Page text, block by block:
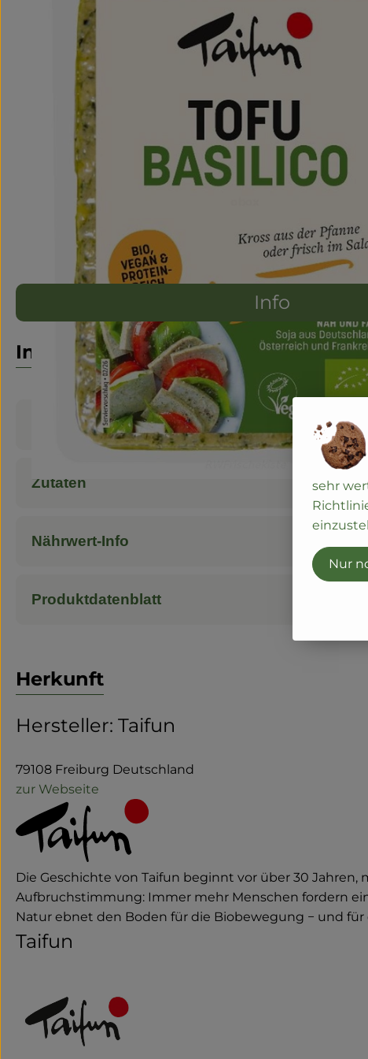
Info
Info
Produktinformationen
Zutaten
Nährwert-Info
Produktdatenblatt
Herkunft
Hersteller: Taifun
79108 Freiburg Deutschland
zur Webseite
Die Geschichte von Taifun beginnt vor über 30
Aufbruchstimmung: Immer mehr Menschen fordern
Natur ebnet den Boden für die Biobewegung − und für
Taifun
sehr
Nur